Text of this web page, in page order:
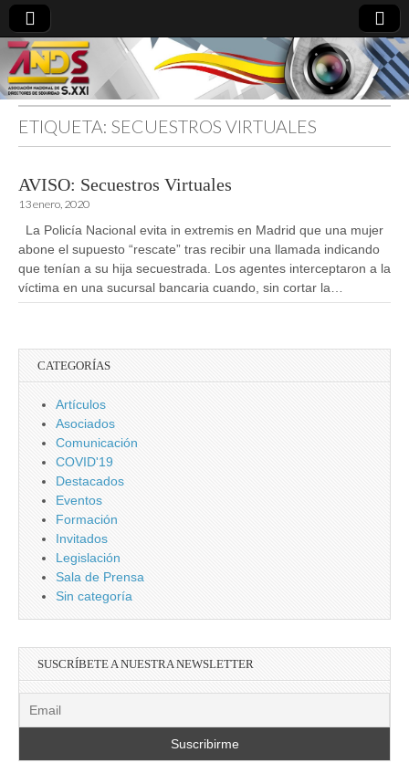
directoresdeseguridad.es
ETIQUETA: SECUESTROS VIRTUALES
AVISO: Secuestros Virtuales
13 enero, 2020
La Policía Nacional evita in extremis en Madrid que una mujer
abone el supuesto “rescate” tras recibir una llamada indicando
que tenían a su hija secuestrada. Los agentes interceptaron a la
víctima en una sucursal bancaria cuando, sin cortar la…
CATEGORÍAS
Artículos
Asociados
Comunicación
COVID'19
Destacados
Eventos
Formación
Invitados
Legislación
Sala de Prensa
Sin categoría
SUSCRÍBETE A NUESTRA NEWSLETTER